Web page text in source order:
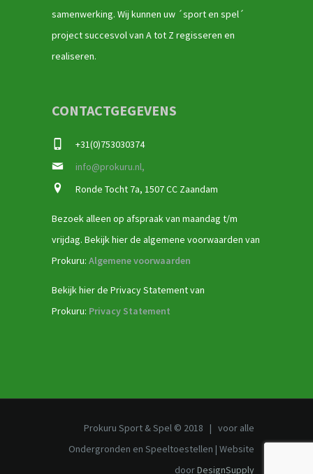
samenwerking. Wij kunnen uw ´sport en spel´
project succesvol van A tot Z regisseren en
realiseren.
CONTACTGEGEVENS
+31(0)753030374
info@prokuru.nl,
Ronde Tocht 7a, 1507 CC Zaandam
Bezoek alleen op afspraak van maandag t/m
vrijdag. Bekijk hier de algemene voorwaarden van
Prokuru: Algemene voorwaarden
Bekijk hier de Privacy Statement van
Prokuru: Privacy Statement
Prokuru Sport & Spel © 2018 | voor alle
Ondergronden en Speeltoestellen | Website
doorDesignSupply